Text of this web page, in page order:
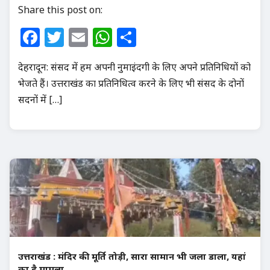
Share this post on:
Facebook
Twitter
EmailWhatsApp
देहरादून: संसद में हम अपनी नुमाइंदगी के लिए अपने प्रतिनिधियों को
भेजते हैं। उत्तराखंड का प्रतिनिधित्व करने के लिए भी संसद के दोनों
सदनों में […]
उत्तराखंड : मंदिर की मूर्ति तोड़ी, सारा सामान भी जला डाला, यहां